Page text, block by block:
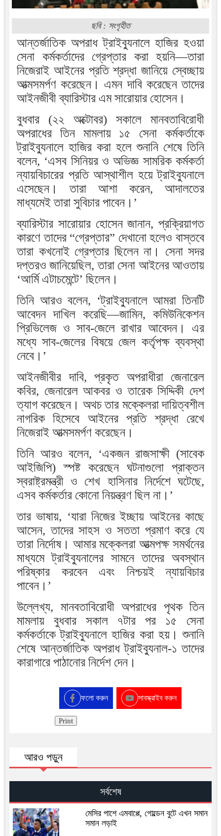
ছবি : সংগৃহীত
আন্তর্জাতিক অপরাধ ট্রাইব্যুনালে হাজির হওয়া
সেনা কর্মকর্তাদের গ্রেপ্তার করা হয়নি—তারা
নিজেরাই আইনের প্রতি শ্রদ্ধা জানিয়ে স্বেচ্ছায়
আত্মসমর্পণ করেছেন। এমন দাবি করেছেন তাদের
আইনজীবী ব্যারিস্টার এম সারোয়ার হোসেন।
বুধবার (২২ অক্টোবর) সকালে মানবতাবিরোধী
অপরাধের তিন মামলায় ১৫ সেনা কর্মকর্তাকে
ট্রাইব্যুনালে হাজির করা হলে শুনানি শেষে তিনি
বলেন, ‘এসব সিনিয়র ও অভিজ্ঞ সামরিক কর্মকর্তা
ন্যায়বিচারের প্রতি আস্থাশীল হয়ে ট্রাইব্যুনালে
এসেছেন। তারা আশা করেন, আদালতের
মাধ্যমেই তারা সুবিচার পাবেন।’
ব্যারিস্টার সারোয়ার হোসেন জানান, প্রক্রিয়াগত
কারণে তাদের “গ্রেপ্তার” দেখানো হলেও বাস্তবে
তারা কখনোই গ্রেপ্তার ছিলেন না। সেনা সদর
দপ্তরও জানিয়েছিল, তারা সেনা আইনের আওতায়
‘আর্মি এটাচমেন্টে’ ছিলেন।
তিনি আরও বলেন, ‘ট্রাইব্যুনালে আমরা তিনটি
আবেদন দাখিল করেছি—জামিন, কমিউনিকেশন
প্রিভিলেজ ও সাব-জেলে রাখার আবেদন। এর
মধ্যে সাব-জেলের বিষয়ে জেল কর্তৃপক্ষ ব্যবস্থা
নেবে।’
আইনজীবীর দাবি, প্রকৃত অপরাধীরা জেনারেল
কবির, জেনারেল আকবর ও তারেক সিদ্দিকী দেশ
ত্যাগ করেছেন। অথচ তার মক্কেলরা দায়িত্বশীল
নাগরিক হিসেবে আইনের প্রতি শ্রদ্ধা রেখে
নিজেরাই আত্মসমর্পণ করেছেন।
তিনি আরও বলেন, ‘একজন রাজসাক্ষী (সাবেক
আইজিপি) স্পষ্ট করেছেন ঘটনাগুলো প্রাক্তন
স্বরাষ্ট্রমন্ত্রী ও শেখ হাসিনার নির্দেশে ঘটেছে,
এসব কর্মকর্তার কোনো নিয়ন্ত্রণ ছিল না।’
তার ভাষায়, ‘যারা নিজের ইচ্ছায় আইনের কাছে
আসেন, তাদের সাহস ও সততা প্রমাণ করে যে
তারা নির্দোষ। আমার মক্কেলরা আত্মপক্ষ সমর্থনের
মাধ্যমে ট্রাইব্যুনালের সামনে তাদের অবস্থান
পরিষ্কার করবেন এবং নিশ্চয়ই ন্যায়বিচার
পাবেন।’
উল্লেখ্য, মানবতাবিরোধী অপরাধের পৃথক তিন
মামলায় বুধবার সকাল ৭টার পর ১৫ সেনা
কর্মকর্তাকে ট্রাইব্যুনালে হাজির করা হয়। শুনানি
শেষে আন্তর্জাতিক অপরাধ ট্রাইব্যুনাল-১ তাদের
কারাগারে পাঠানোর নির্দেশ দেন।
ফলো করুন সাবস্ক্রাইব করুন
Print
আরও পড়ুন
সর্বশেষ
মেসির পাশে এমবাপ্পে, গোল্ডেন বুটে এখন সমান
সমান লড়াই